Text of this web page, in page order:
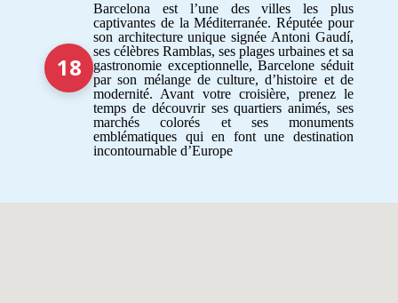
18
Barcelona est l’une des villes les plus
captivantes de la Méditerranée. Réputée pour
son architecture unique signée Antoni Gaudí,
ses célèbres Ramblas, ses plages urbaines et sa
gastronomie exceptionnelle, Barcelone séduit
par son mélange de culture, d’histoire et de
modernité. Avant votre croisière, prenez le
temps de découvrir ses quartiers animés, ses
marchés colorés et ses monuments
emblématiques qui en font une destination
incontournable d’Europe